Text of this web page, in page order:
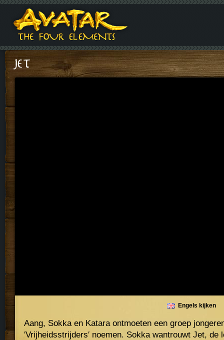
Engels kijken
Aang, Sokka en Katara ontmoeten een groep
′Vrijheidsstrijders′ noemen. Sokka wantrouwt Jet, de